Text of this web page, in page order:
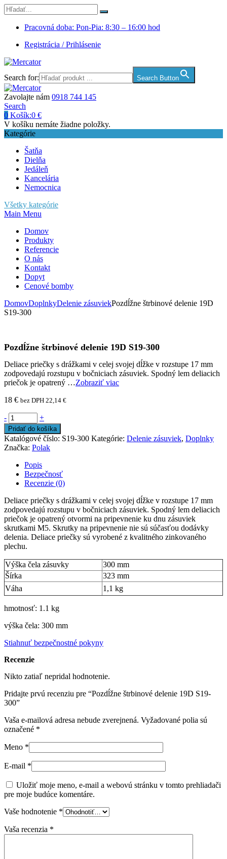
Pracovná doba: Pon-Pia: 8:30 – 16:00 hod
Registrácia / Prihlásenie
Search for: Search Button
Zavolajte nám 0918 744 145
Search
0 Košík:0 €
V košíku nemáte žiadne položky.
Kategórie
Šatňa
Dielňa
Jedáleň
Kancelária
Nemocnica
Všetky kategórie
Main Menu
Domov
Produkty
Referencie
O nás
Kontakt
Dopyt
Cenové bomby
DomovDoplnkyDelenie zásuviekPozdĺžne štrbinové delenie 19D
S19-300
Pozdĺžne štrbinové delenie 19D S19-300
Deliace priečky s drážkami v celej svojej dĺžke v rozstupe 17 mm
zodpovedajú rozstupu v bočniciach zásuviek. Spodný lem deliacich
priečok je opatrený …Zobraziť viac
18 € bez DPH 22,14 €
- +
Pridať do košíka
Katalógové číslo: S19-300 Kategórie: Delenie zásuviek, Doplnky
Značka: Polak
Popis
Bezpečnosť
Recenzie (0)
Deliace priečky s drážkami v celej svojej dĺžke v rozstupe 17 mm
zodpovedajú rozstupu v bočniciach zásuviek. Spodný lem deliacich
priečok je opatrený otvormi na pripevnenie ku dnu zásuviek
skrutkami M5. Skrutky na pripevnenie nie sú súčasťou dodávky
delenia. Deliace priečky sú vyrobené z kvalitného zinkovaného
plechu.
Výška čela zásuvky
300 mm
Šírka
323 mm
Váha
1,1 kg
hmotnosť: 1.1 kg
výška čela: 300 mm
Stiahnuť bezpečnostné pokyny
Recenzie
Nikto zatiaľ nepridal hodnotenie.
Pridajte prvú recenziu pre “Pozdĺžne štrbinové delenie 19D S19-
300”
Vaša e-mailová adresa nebude zverejnená. Vyžadované polia sú
označené *
Meno *
E-mail *
Uložiť moje meno, e-mail a webovú stránku v tomto prehliadači
pre moje budúce komentáre.
Vaše hodnotenie *
Vaša recenzia *